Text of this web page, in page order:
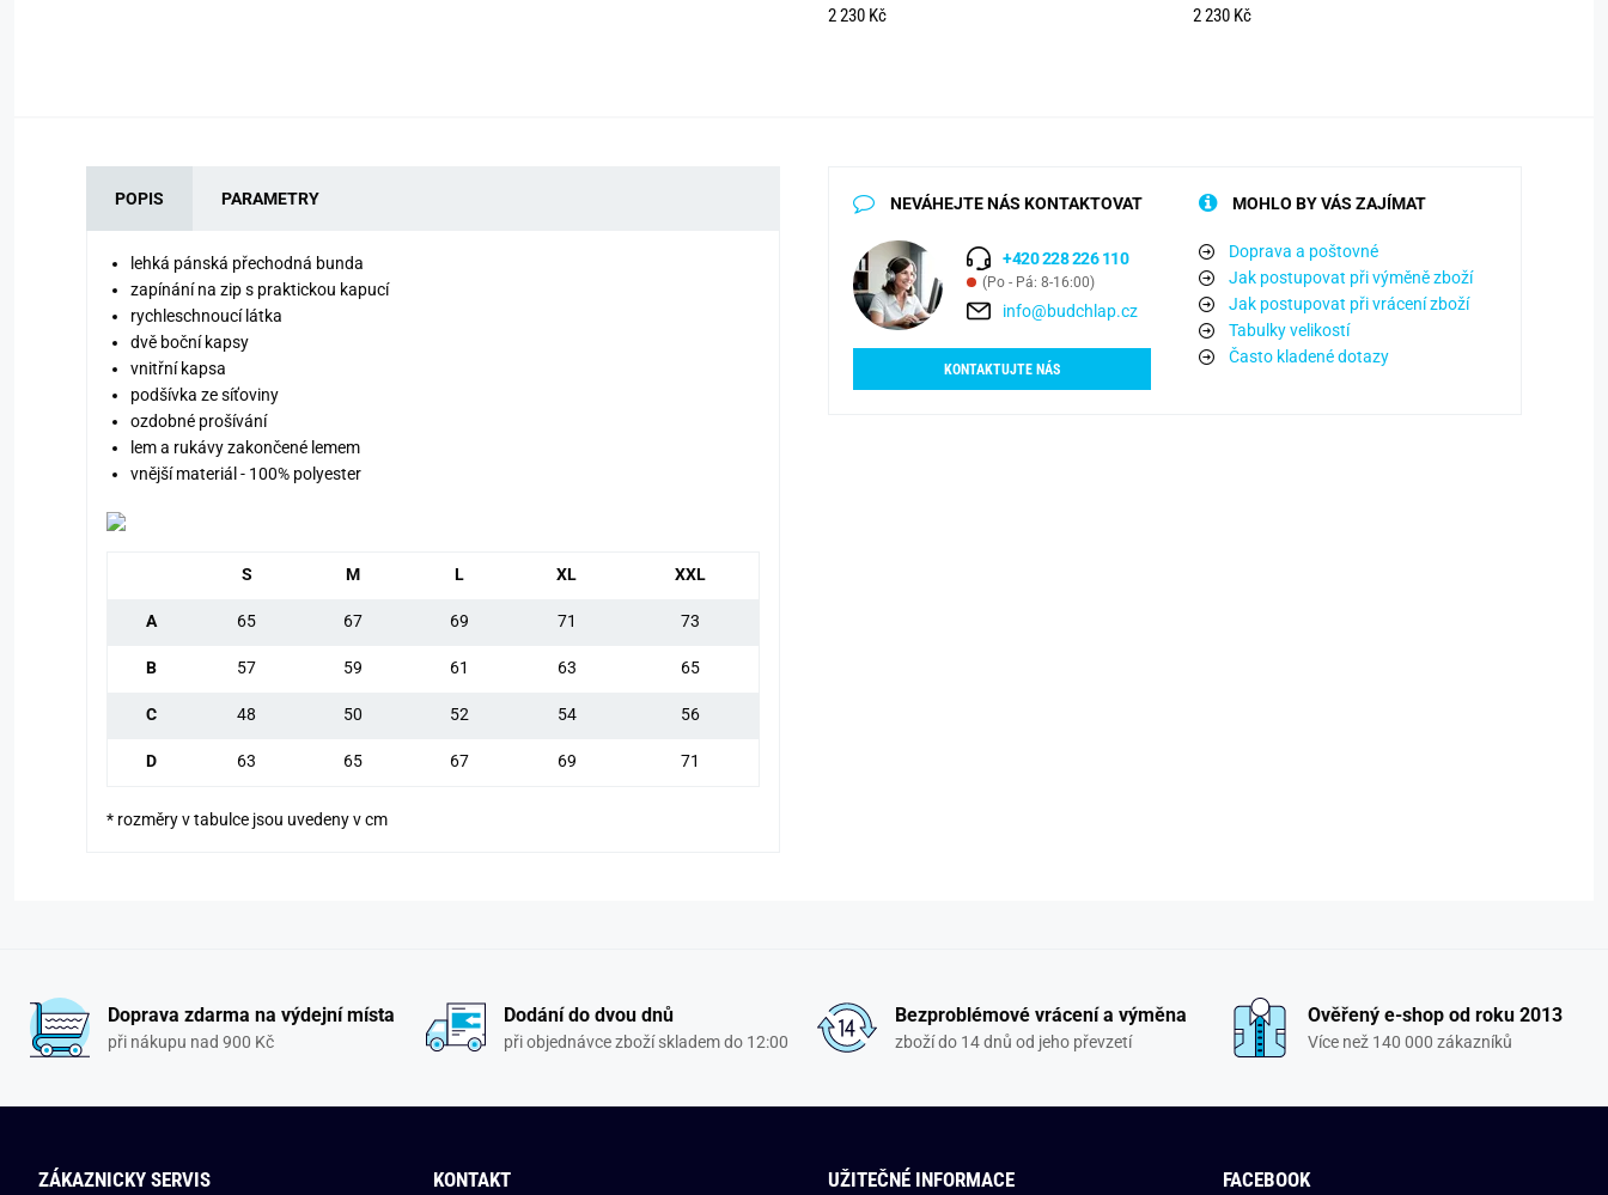
2 230 Kč 2 230 Kč
POPIS PARAMETRY
lehká pánská přechodná bunda
zapínání na zip s praktickou kapucí
rychleschnoucí látka
dvě boční kapsy
vnitřní kapsa
podšívka ze síťoviny
ozdobné prošívání
lem a rukávy zakončené lemem
vnější materiál - 100% polyester
S M L XL XXL
A 65 67 69 71 73
B 57 59 61 63 65
C 48 50 52 54 56
D 63 65 67 69 71
* rozměry v tabulce jsou uvedeny v cm
NEVÁHEJTE NÁS KONTAKTOVAT
+420 228 226 110
(Po - Pá: 8-16:00)
info@budchlap.cz
KONTAKTUJTE NÁS
MOHLO BY VÁS ZAJÍMAT
Doprava a poštovné
Jak postupovat při výměně zboží
Jak postupovat při vrácení zboží
Tabulky velikostí
Často kladené dotazy
Doprava zdarma na výdejní místa
při nákupu nad 900 Kč
Dodání do dvou dnů
při objednávce zboží skladem do 12:00
Bezproblémové vrácení a výměna
zboží do 14 dnů od jeho převzetí
Ověřený e-shop od roku 2013
Více než 140 000 zákazníků
ZÁKAZNICKY SERVIS KONTAKT UŽITEČNÉ INFORMACE FACEBOOK